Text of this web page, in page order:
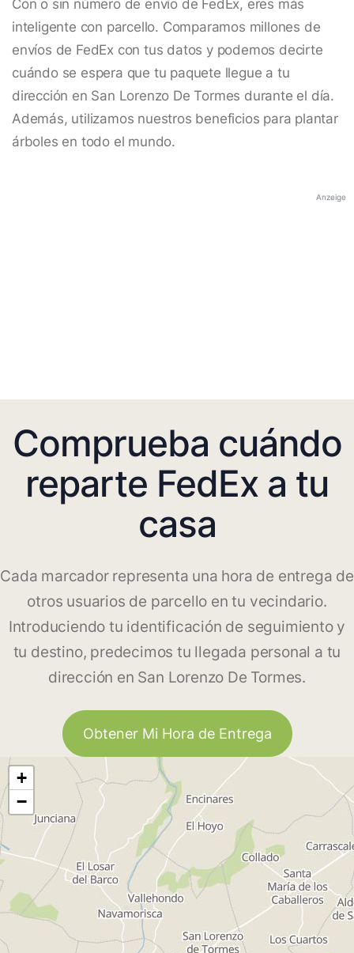
Con o sin número de envío de FedEx, eres más
inteligente con parcello. Comparamos millones de
envíos de FedEx con tus datos y podemos decirte
cuándo se espera que tu paquete llegue a tu
dirección en San Lorenzo De Tormes durante el día.
Además, utilizamos nuestros beneficios para plantar
árboles en todo el mundo.
Anzeige
Comprueba cuándo
reparte FedEx a tu
casa
Cada marcador representa una hora de entrega de
otros usuarios de parcello en tu vecindario.
Introduciendo tu identificación de seguimiento y
tu destino, predecimos tu llegada personal a tu
dirección en San Lorenzo De Tormes.
Obtener Mi Hora de Entrega
+
−